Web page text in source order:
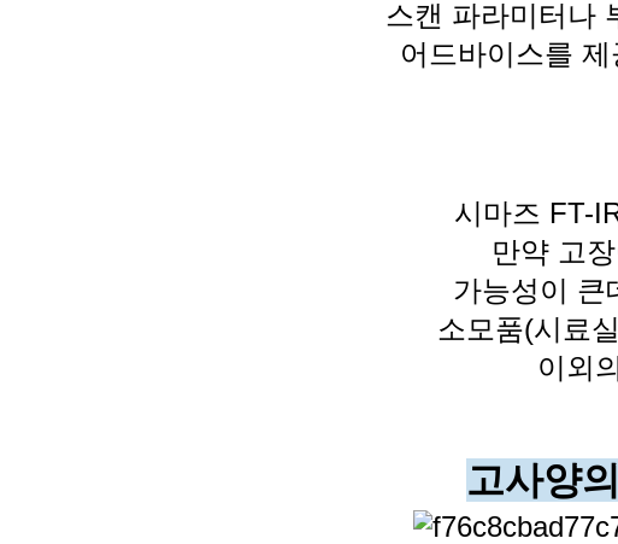
스캔 파라미터나
어드바이스를
시마즈 FT-
만약 고
가능성이 큰
소모품(시료
이외
고사양